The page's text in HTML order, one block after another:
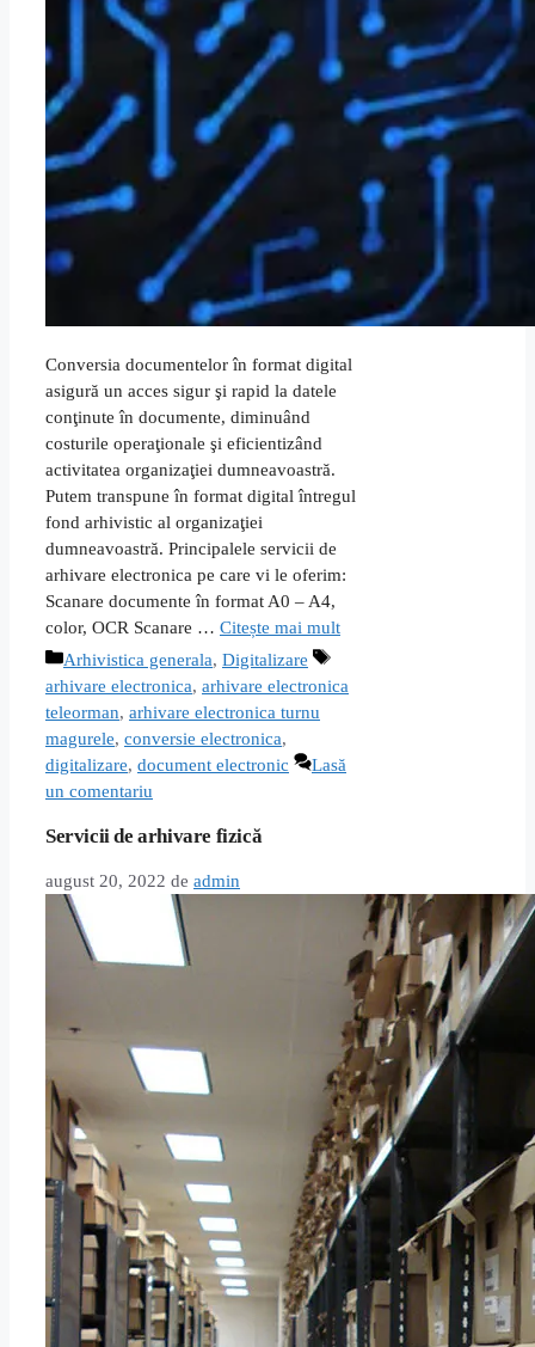
Conversia documentelor în format digital
asigură un acces sigur şi rapid la datele
conţinute în documente, diminuând
costurile operaţionale şi eficientizând
activitatea organizaţiei dumneavoastră.
Putem transpune în format digital întregul
fond arhivistic al organizaţiei
dumneavoastră. Principalele servicii de
arhivare electronica pe care vi le oferim:
Scanare documente în format A0 – A4,
color, OCR Scanare … Citește mai mult
Categorii
Arhivistica generala, Digitalizare
Etichete
arhivare electronica, arhivare electronica
teleorman, arhivare electronica turnu
magurele, conversie electronica,
digitalizare, document electronic
Lasă
un comentariu
Servicii de arhivare fizică
august 20, 2022 de admin